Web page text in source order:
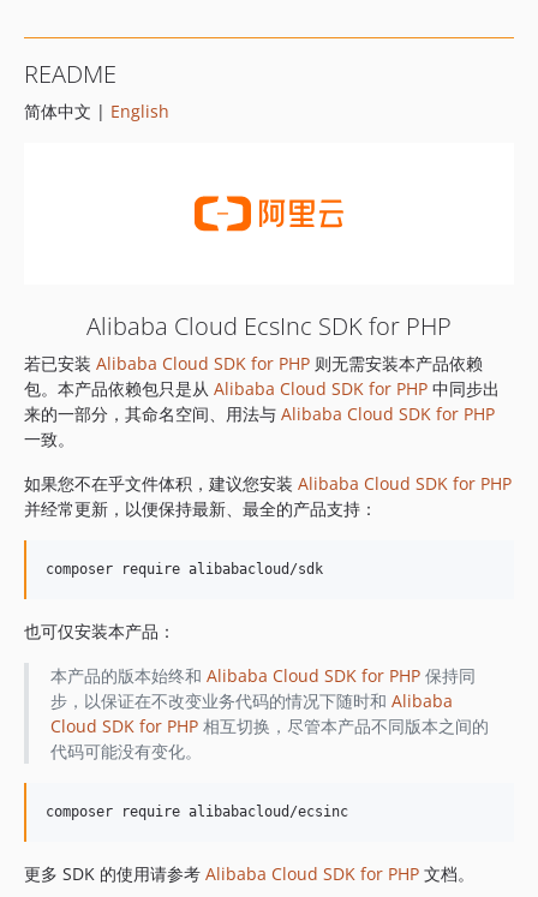
1.8.850
1.8.849
1.8.842
1.8.841
1.8.839
1.8.838
1.8.837
1.8.836
1.8.835
1.8.833
1.8.830
1.8.828
1.8.826
1.8.825
1.8.824
1.8.821
README
简体中文 | English
Alibaba Cloud EcsInc SDK for PHP
若已安装 Alibaba Cloud SDK for PHP 则无需安装本产品依赖
包。本产品依赖包只是从 Alibaba Cloud SDK for PHP 中同步出
来的一部分，其命名空间、用法与 Alibaba Cloud SDK for PHP
一致。
如果您不在乎文件体积，建议您安装 Alibaba Cloud SDK for PHP
并经常更新，以便保持最新、最全的产品支持：
也可仅安装本产品：
本产品的版本始终和 Alibaba Cloud SDK for PHP保持同
步，以保证在不改变业务代码的情况下随时和 Alibaba
Cloud SDK for PHP相互切换，尽管本产品不同版本之间的
代码可能没有变化。
更多 SDK 的使用请参考 Alibaba Cloud SDK for PHP 文档。